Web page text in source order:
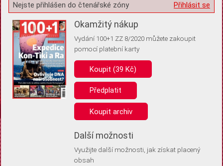
Žádost o souhlas s ukládáním volitelných informací
Pro základní fungování webu nepotřebujeme ukládat žádné informace
(tzv. cookies apod.). Rádi bychom vás ale požádali o souhlas s
uložením volitelných informací:
Anonymní unikátní ID
Díky němu příště poznáme, že se jedná o stejné zařízení, a
Identifikátor je zcela anonymní.
Vaše souhlasy a odmítnutí si ukládáme do vašeho zařízení, abychom se
vás už příště znovu neptali. Můžete je kdykoli později upravit ve Správě
Přihlásit se
Nejste přihlášen do čtenářské zóny
Okamžitý nákup
Vydání 100+1 ZZ 8/2020 můžete zakoupit
pomocí platební karty
Koupit (39 Kč)
Předplatit
Koupit archiv
Další možnosti
Využijte další možnosti, jak získat placený
obsah